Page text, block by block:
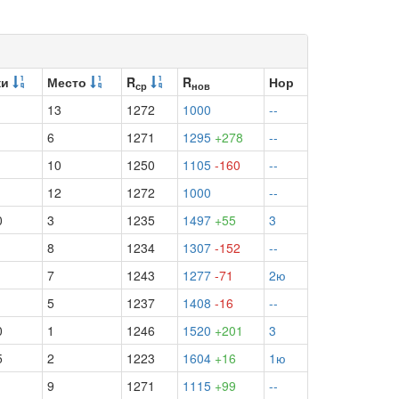
Место Rср Rнов
Нор
13 1272 1000
--
6 1271 1295 +278
--
10 1250 1105 -160
--
12 1272 1000
--
3 1235 1497 +55
3
8 1234 1307 -152
--
7 1243 1277 -71
2ю
5 1237 1408 -16
--
1 1246 1520 +201
3
2 1223 1604 +16
1ю
9 1271 1115 +99 --